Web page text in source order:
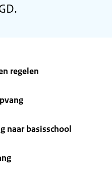
regelen
naar basisschool